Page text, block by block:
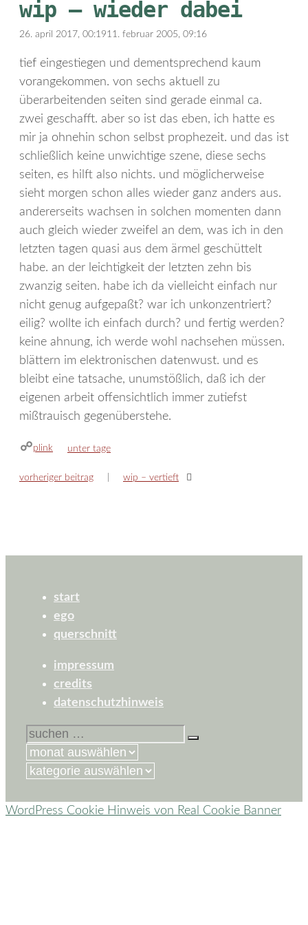
wip – wieder dabei
26. april 2017, 00:1911. februar 2005, 09:16
tief eingestiegen und dementsprechend kaum
vorangekommen. von sechs aktuell zu
überarbeitenden seiten sind gerade einmal ca.
zwei geschafft. aber so ist das eben, ich hatte es
mir ja ohnehin schon selbst prophezeit. und das ist
schließlich keine unwichtige szene, diese sechs
seiten, es hilft also nichts. und möglicherweise
sieht morgen schon alles wieder ganz anders aus.
andererseits wachsen in solchen momenten dann
auch gleich wieder zweifel an dem, was ich in den
letzten tagen quasi aus dem ärmel geschüttelt
habe. an der leichtigkeit der letzten zehn bis
zwanzig seiten. habe ich da vielleicht einfach nur
nicht genug aufgepaßt? war ich unkonzentriert?
eilig? wollte ich einfach durch? und fertig werden?
keine ahnung, ich werde wohl nachsehen müssen.
blättern im elektronischen datenwust. und es
bleibt eine tatsache, unumstößlich, daß ich der
eigenen arbeit offensichtlich immer zutiefst
mißtrauisch gegenüberstehe.
plink kategorien
unter tage
vorheriger beitrag wip – vertieft
start
ego
querschnitt
impressum
credits
datenschutzhinweis
suchen
nach:
kategorien
WordPress Cookie Hinweis von Real Cookie Banner